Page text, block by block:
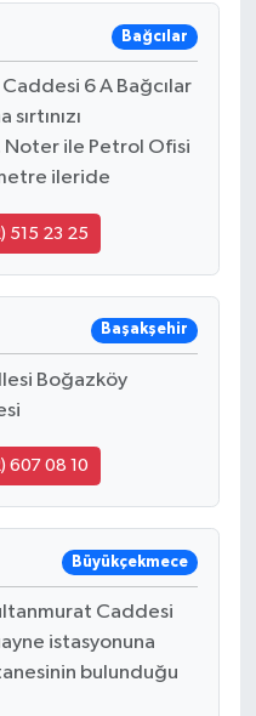
Bağcılar
6 A Bağcılar
Noter ile Petrol Ofisi
ileride
515 23 25
Başakşehir
Boğazköy
607 08 10
Büyükçekmece
Caddesi
istasyonuna
bulunduğu